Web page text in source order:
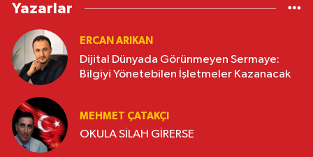
Yazarlar
ERCAN ARIKAN
Dijital Dünyada Görünmeyen Sermaye:
Bilgiyi Yönetebilen İşletmeler Kazanacak
MEHMET ÇATAKÇI
OKULA SİLAH GİRERSE